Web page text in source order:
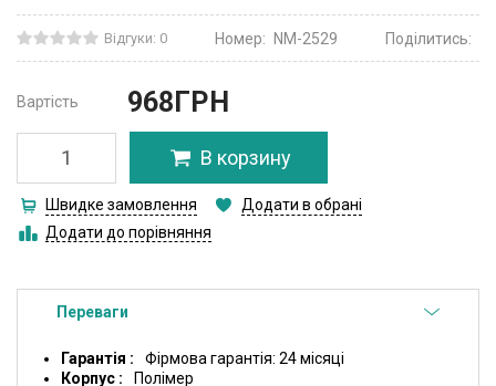
Відгуки: 0 Номер: NM-2529 Поділитись:
Вартість 968 ГРН
В корзину
Швидке замовлення
Додати в обрані
Додати до порівняння
Переваги
Гарантія
Фірмова гарантія: 24 місяці
Корпус
Полімер